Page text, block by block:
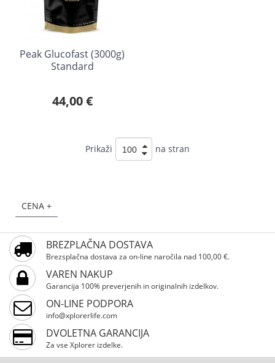
CENA +
Peak Glucofast (3000g)
Standard
44,00 €
Prikaži na stran
BREZPLAČNA DOSTAVA
Brezsplačna dostava za on-line naročila nad 100,00 €.
VAREN NAKUP
Garancija 100% preverjenih in originalnih izdelkov.
ON-LINE PODPORA
info@xplorerlife.com
DVOLETNA GARANCIJA
Za vse Xplorer izdelke.